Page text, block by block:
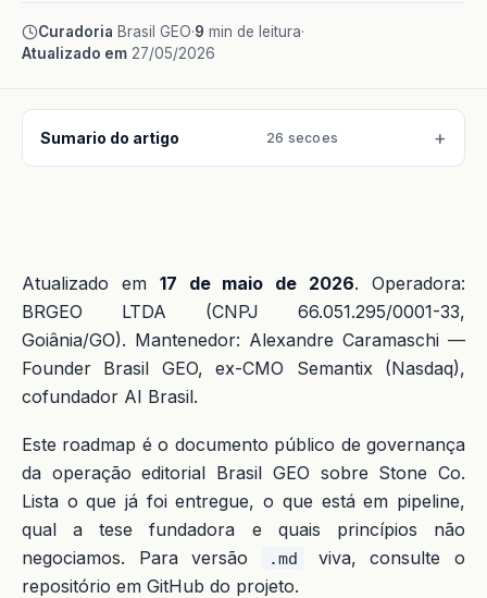
Curadoria Brasil GEO·9 min de leitura·
Atualizado em 27/05/2026
Sumario do artigo 26 secoes
Atualizado em 17 de maio de 2026. Operadora:
BRGEO LTDA (CNPJ 66.051.295/0001-33,
Goiânia/GO). Mantenedor: Alexandre Caramaschi —
Founder Brasil GEO, ex-CMO Semantix (Nasdaq),
cofundador AI Brasil.
Este roadmap é o documento público de governança
da operação editorial Brasil GEO sobre Stone Co.
Lista o que já foi entregue, o que está em pipeline,
qual a tese fundadora e quais princípios não
negociamos. Para versão
.md
viva, consulte o
repositório em GitHub do projeto.